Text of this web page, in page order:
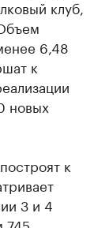
клуб,
6,48
к
новых
к
3 и 4